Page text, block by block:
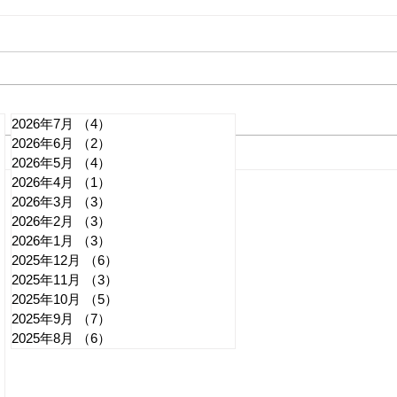
れいわ・山本太郎が代表辞
任 日本第一党・桜井誠と似
たような引退劇
2026年7月 （4）
2026年6月
（2）
2026年5月
（4）
2026年4月
（1）
2026年3月
（3）
2026年2月
（3）
2026年1月
（3）
2025年12月
（6）
2025年11月
（3）
2025年10月
（5）
2025年9月
（7）
2025年8月
（6）